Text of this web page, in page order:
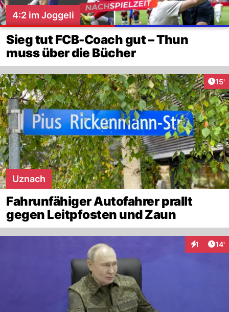
4:2 im Joggeli
Sieg tut FCB-Coach gut – Thun
muss über die Bücher
15'
Uznach
Fahrunfähiger Autofahrer prallt
gegen Leitpfosten und Zaun
1 14'